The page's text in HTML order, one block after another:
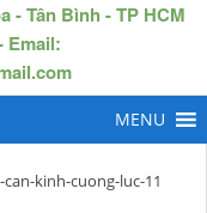
- Tân Bình - TP HCM
Email:
kinh-cuong-luc-11